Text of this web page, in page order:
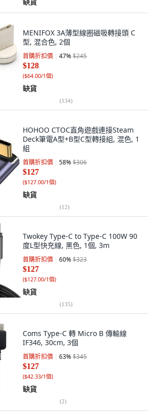
MENIFOX 3A薄型線圈磁吸轉接頭 C
型, 混合色, 2個
首購折扣價 47%$245
$128
($64.00/1個)
缺貨
(134)
HOHOO CTOC直角遊戲連接Steam
Deck筆電A型+B型C型轉接組, 混色, 1
組
首購折扣價 58%$306
$127
($127.00/1個)
缺貨
(12)
Twokey Type-C to Type-C 100W 90
度L型快充線, 黑色, 1個, 3m
首購折扣價 60%$323
$127
($127.00/1個)
缺貨
(135)
Coms Type-C 轉 Micro B 傳輸線
IF346, 30cm, 3個
首購折扣價 63%$345
$127
($42.33/1個)
缺貨
(2)